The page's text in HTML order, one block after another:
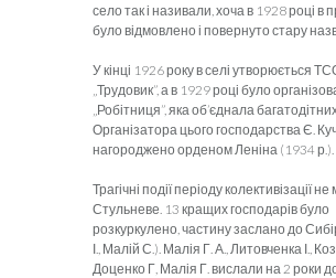
село так і називали, хоча в 1928 році в
було відмовлено і повернуто стару
У кінці 1926 року в селі утворюється
„Трудовик”, а в 1929 році було
„Робітниця”, яка об’єднала багатодітних
Організатора цього господарства Є.
нагороджено орденом Леніна (1934 р.).
Трагічні події періоду колективізації не
Стульневе. 13 кращих господарів було
розкуркулено, частину заслано до
І., Малій С.). Малія Г. А., Литовченка І.,
Доценко Г, Малія Г. вислали на 2 роки